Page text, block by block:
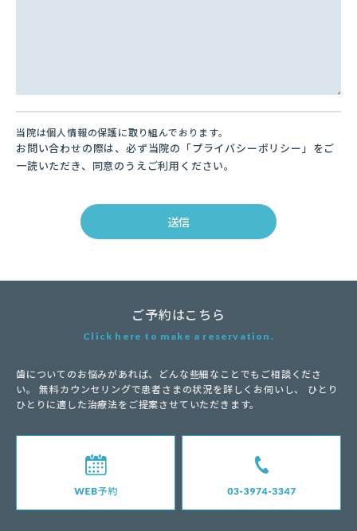
当院は個人情報の保護に取り組んでおります。
お問い合わせの際は、必ず当院の「プライバシーポリシー」をご
一読いただき、同意のうえご利用ください。
ご予約はこちら
Click here to make a reservation.
歯についてのお悩みがあれば、どんな些細なことでもご相談くださ
い。
無料カウンセリングで患者さまの状況を詳しくお伺いし、
ひとり
ひとりに適した治療法をご提案させていただきます。